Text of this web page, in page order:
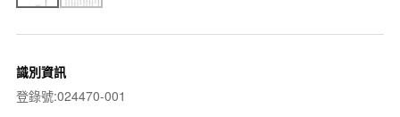
識別資訊
登錄號:024470-001